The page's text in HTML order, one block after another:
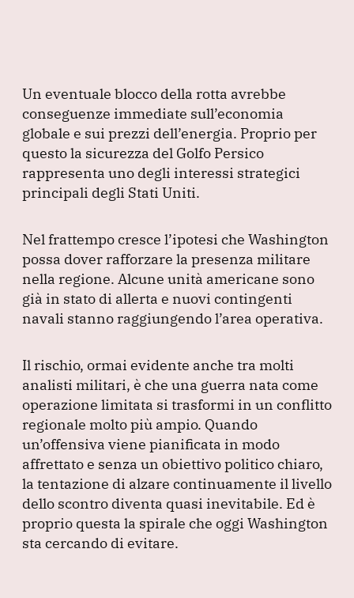
Un eventuale blocco della rotta avrebbe
conseguenze immediate sull’economia
globale e sui prezzi dell’energia. Proprio per
questo la sicurezza del Golfo Persico
rappresenta uno degli interessi strategici
principali degli Stati Uniti.
Nel frattempo cresce l’ipotesi che Washington
possa dover rafforzare la presenza militare
nella regione. Alcune unità americane sono
già in stato di allerta e nuovi contingenti
navali stanno raggiungendo l’area operativa.
Il rischio, ormai evidente anche tra molti
analisti militari, è che una guerra nata come
operazione limitata si trasformi in un conflitto
regionale molto più ampio. Quando
un’offensiva viene pianificata in modo
affrettato e senza un obiettivo politico chiaro,
la tentazione di alzare continuamente il livello
dello scontro diventa quasi inevitabile. Ed è
proprio questa la spirale che oggi Washington
sta cercando di evitare.